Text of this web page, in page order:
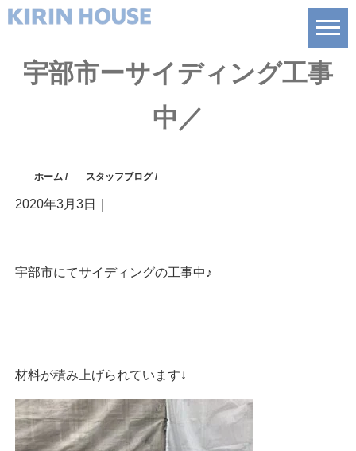
宇部市ーサイディング工事
中／
ホーム / スタッフブログ/
2020年3月3日
宇部市にてサイディングの工事中♪
材料が積み上げられています↓